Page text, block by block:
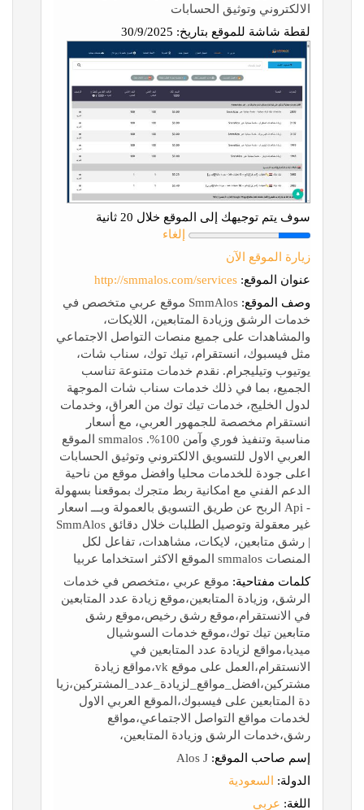
الالكتروني وتوثيق الحسابات
لقطة شاشة للموقع بتاريخ:
سوف يتم توجيهك إلى الموقع خلال 20 ثانية
إلغاء
زيارة الموقع الآن
عنوان الموقع: http://smmalos.com/services
وصف الموقع:
SmmAlos موقع عربي متخصص في
خدمات الرشق وزيادة المتابعين، اللايكات،
والمشاهدات على جميع منصات التواصل الاجتماعي
مثل فيسبوك، انستقرام، تيك توك، سناب شات،
يوتيوب وتيليجرام. نقدم خدمات متنوعة تناسب
الجميع، بما في ذلك خدمات سناب شات الموجهة
لدول الخليج، خدمات تيك توك من العراق، وخدمات
انستقرام مخصصة للجمهور العربي، مع أسعار
مناسبة وتنفيذ فوري وآمن 100%. smmalos الموقع
العربي الاول للتسويق الالكتروني وتوثيق الحسابات
اعلى جودة للخدمات محليا وافضل موقع من ناحية
الدعم الفني مع امكانية ربط متجرك بموقعنا بسهولة
- Api الربح عن طريق التسويق بالعمولة وبـــ اسعار
غير معقولة وتوصيل الطلبات خلال دقائق SmmAlos
| رشق متابعين، لايكات، مشاهدات، تفاعل لكل
المنصات smmalos الموقع الاكثر استخداما عربيا
كلمات مفتاحية: موقع عربي ،متخصص في خدمات
الرشق، وزيادة المتابعين،موقع زيادة عدد المتابعين
في الانستقرام،موقع رشق رخيص،موقع رشق
متابعين تيك توك،موقع خدمات السوشيال
ميديا،مواقع لزيادة عدد المتابعين في
الانستقرام،العمل على موقع vk،مواقع زيادة
مشتركين،افضل_مواقع_لزيادة_عدد_المشتركين،زيا
دة المتابعين على فيسبوك،الموقع العربي الاول
لخدمات مواقع التواصل الاجتماعي،مواقع
رشق،خدمات الرشق وزيادة المتابعين،
إسم صاحب الموقع:
الدولة:
السعودية
اللغة: عربي